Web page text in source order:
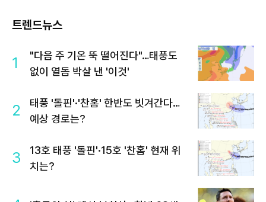
트렌드뉴스
1
"다음 주 기온 뚝 떨어진다"…태풍도
없이 열돔 박살 낸 '이것'
2
태풍 '돌핀'·'찬홈' 한반도 빗겨간다…
예상 경로는?
3
13호 태풍 '돌핀'·15호 '찬홈' 현재 위
치는?